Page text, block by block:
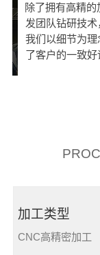
除了拥有高精
发团队钻研技术
我们以细节为
了客户的一致
加工类型
CNC高精密加工